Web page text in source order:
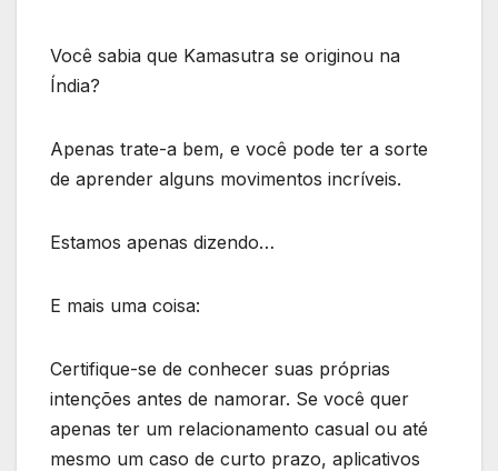
Você sabia que Kamasutra se originou na
Índia?
Apenas trate-a bem, e você pode ter a sorte
de aprender alguns movimentos incríveis.
Estamos apenas dizendo…
E mais uma coisa:
Certifique-se de conhecer suas próprias
intenções antes de namorar. Se você quer
apenas ter um relacionamento casual ou até
mesmo um caso de curto prazo, aplicativos